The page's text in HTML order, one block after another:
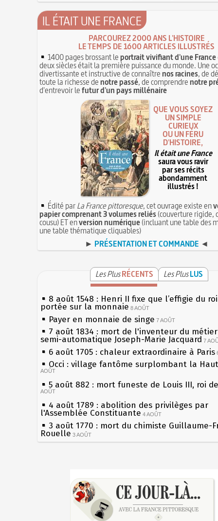
IL ÉTAIT UNE FRANCE
PARCOUREZ 2000 ANS L'HISTOIRE
LE TEMPS DE 1600 ARTICLES ILLUSTRÉS
1400 pages brossant leportrait vivifiant d'une France
deux siècles était la première puissance du monde. Une
divertissante et instructive de connaîtrenos racines, de
toute la richesse denotre passé, de comprendrenotre
d'entrevoir lefutur d'un pays millénaire
QUE VOUS SOYEZ
UN SIMPLE
CURIEUX
OU UN FÉRU
D'HISTOIRE,
Il était une France
saura vous ravir
par ses récits
abondamment
illustrés !
Édité parLa France pittoresque, cet ouvrage existe en
papier comprenant 3 volumes reliés(couverture rigide,
cousu) ET enversion numérique(incluant une table des
une table thématique cliquables)
► PRÉSENTATION ET COMMANDE ◄
Les PlusRÉCENTS Les PlusLUS
8 août 1548 : Henri II fixe que l’effigie du
portée sur la monnaie 8 AOÛT
Payer en monnaie de singe 7 AOÛT
7 août 1834 : mort de l'inventeur du
semi-automatique Joseph-Marie Jacquard 7
6 août 1705 : chaleur extraordinaire à Paris
Occi : village fantôme surplombant la
AOÛT
5 août 882 : mort funeste de Louis III, roi
AOÛT
4 août 1789 : abolition des privilèges par
l'Assemblée Constituante 4 AOÛT
3 août 1770 : mort du chimiste Guillaume-
Rouelle 3 AOÛT
Musée Jean de La Fontaine : réouverture
1er août 1589 : Henri III est poignardé à
par Jacques Clément, moine jacobin 1ER AOÛT
31 juillet 1899 : décret instaurant les
boîtes aux lettres en fonte de Léon Mougeot
les siècles
27 mai 1610 : supplice de François
du roi Henri IV
Pierre qui roule n'amasse pas mousse